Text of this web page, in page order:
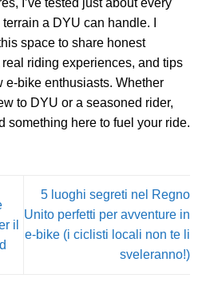
I’ve tested just about every
a DYU can handle. I
space to share honest
riding experiences, and tips
e-bike enthusiasts. Whether
to DYU or a seasoned rider,
something here to fuel your ride.
il
5 luoghi segreti nel Regno
Unito perfetti per avventure in
e-bike (i ciclisti locali non te li
sveleranno!)